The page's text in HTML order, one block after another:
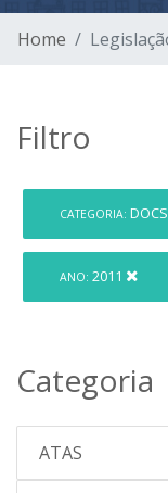
Home
Filtro
CATEGORIA:
ANO: 2011
Categoria
ATAS